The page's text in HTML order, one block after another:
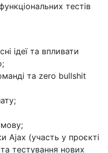
тестів
ідеї та впливати
та zero bullshit
мову;
Ajax (участь у проєкті
тестування нових